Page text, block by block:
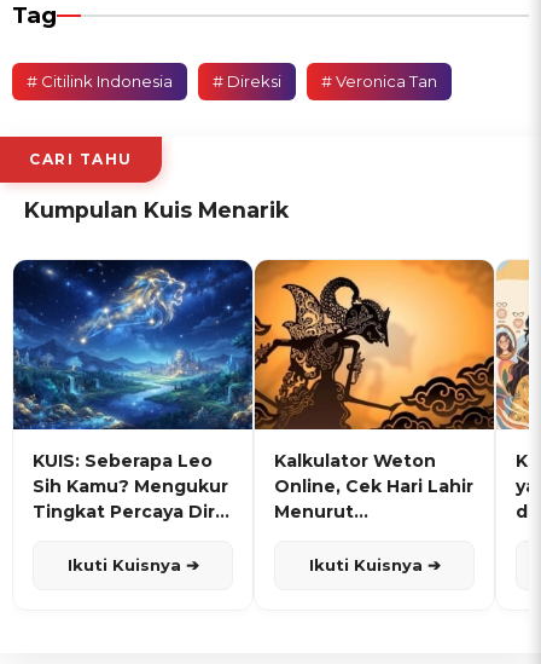
Tag
# Citilink Indonesia # Direksi # Veronica Tan
CARI TAHU
Kumpulan Kuis Menarik
KUIS: Seberapa Leo
Sih Kamu? Mengukur
Tingkat Percaya Diri
Ikuti Kuisnya ➔
Kalkulator Weton
Online, Cek Hari Lahir
Menurut
Ikuti Kuisnya ➔